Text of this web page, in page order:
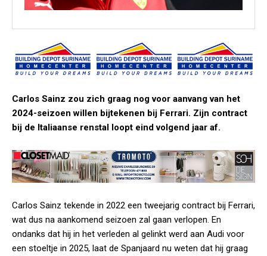
Carlos Sainz zou zich graag nog voor aanvang van het
2024-seizoen willen bijtekenen bij Ferrari. Zijn contract
bij de Italiaanse renstal loopt eind volgend jaar af.
Carlos Sainz tekende in 2022 een tweejarig contract bij Ferrari,
wat dus na aankomend seizoen zal gaan verlopen. En
ondanks dat hij in het verleden al gelinkt werd aan Audi voor
een stoeltje in 2025, laat de Spanjaard nu weten dat hij graag